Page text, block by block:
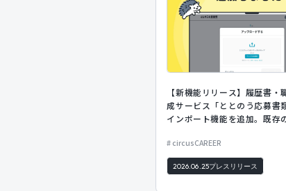
【新機能リリース】履歴書・
成サービス「ととのう応募書
インポート機能を追加。既存
力。
circusCAREER
2026.06.25プレスリリース